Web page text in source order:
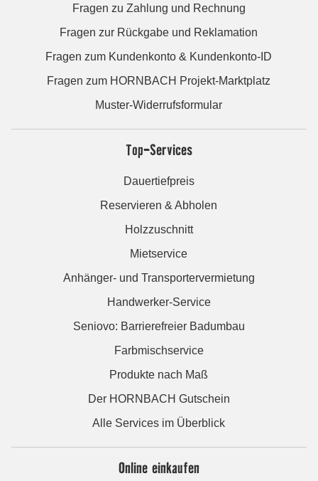
Fragen zu Zahlung und Rechnung
Fragen zur Rückgabe und Reklamation
Fragen zum Kundenkonto & Kundenkonto-ID
Fragen zum HORNBACH Projekt-Marktplatz
Muster-Widerrufsformular
Top-Services
Dauertiefpreis
Reservieren & Abholen
Holzzuschnitt
Mietservice
Anhänger- und Transportervermietung
Handwerker-Service
Seniovo: Barrierefreier Badumbau
Farbmischservice
Produkte nach Maß
Der HORNBACH Gutschein
Alle Services im Überblick
Online einkaufen